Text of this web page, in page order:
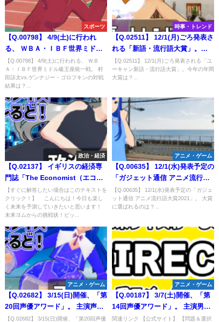
スポーツ
【Q.00798】 4/9(土)に行われ
る、 ＷＢＡ・ＩＢＦ世界ミドル
級王座統一戦。 村田諒太vs.ゲン
ナジー・ゴロフキンの対戦結果
は？
【Q.00798】 4/9(土)に行われる、 ＷＢ
Ａ・ＩＢＦ世界ミドル級王座統一戦。 村
田諒太vs.ゲンナジー・ゴロフキンの対戦
結果は？...
時事・トレンド
【Q.02511】 12/1(月)ごろ発表さ
れる「新語・流行語大賞」。今
年の年間大賞は？
【Q.02511】 12/1(月)ごろ発表される「ユ
ーキャン新語・流行語大賞」。今年の年間
大賞は？...
政治・経済
【Q.02137】 イギリスの経済専
門誌「The Economist（エコノ
ミスト）」から年２回発表され
る、世界のビッグマック指数。
2025年１月時点での日本の順位
【すぐに解答したい場合はこのテキストを
クリック！】 こんにちは！今日も楽し
く未来を予測していきたいと思います！
未来ヨムからの挑戦状！ビッ...
アニメ・ゲーム
【Q.00635】 12/1(水)発表予定の
「ガジェット通信 アニメ流行語
大賞2021」。 大賞に選ばれるの
は？
【Q.00635】 12/1(水)発表予定の「ガジェ
ット通信 アニメ流行語大賞2021」。 大賞
に選ばれるのは？...
アニメ・ゲーム
【Q.02682】 3/15(日)開催、「第
20回声優アワード」。 主演声優
賞を受賞するのは？
【Q.02682】 3/15(日)開催、「第20回声優
アニメ・ゲーム
【Q.00187】 3/7(土)開催、「第
14回声優アワード」。 主演男優
賞を受賞するのは？
関連リンク 【公式サイト】 【問題＆選択